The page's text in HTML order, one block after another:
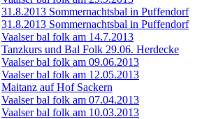
31.8.2013 Sommernachtsbal in Puffendorf
31.8.2013 Sommernachtsbal in Puffendorf
Vaalser bal folk am 14.7.2013
Tanzkurs und Bal Folk 29.06. Herdecke
Vaalser bal folk am 09.06.2013
Vaalser bal folk am 12.05.2013
Maitanz auf Hof Sackern
Vaalser bal folk am 07.04.2013
Vaalser bal folk am 10.03.2013